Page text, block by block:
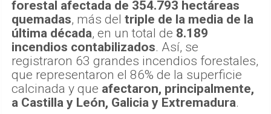
forestal afectada de 354.793 hectáreas
quemadas, más del triple de la media de la
última década, en un total de 8.189
incendios contabilizados. Así, se
registraron 63 grandes incendios forestales,
que representaron el 86% de la superficie
calcinada y que afectaron, principalmente,
a Castilla y León, Galicia y Extremadura.